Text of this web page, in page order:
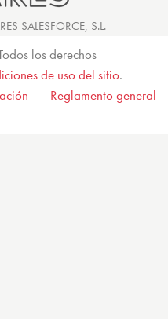
SALESFORCE, S.L.
los derechos
de uso del sitio.
Reglamento general